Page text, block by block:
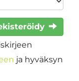
ja hyväksyn